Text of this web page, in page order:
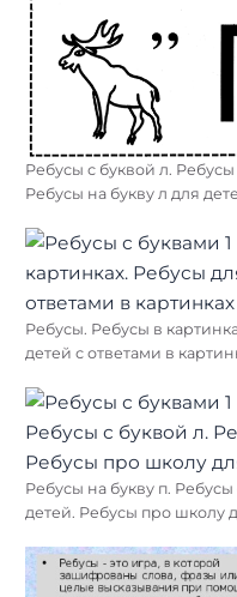
Ребусы с буквой л.
Ребусы на букву л для
Ребусы. Ребусы в
детей с ответами в
Ребусы на букву п.
детей. Ребусы про школу